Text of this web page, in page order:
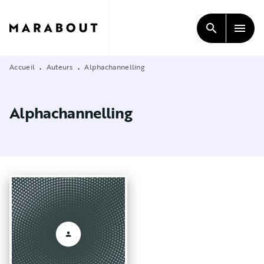
CONTENU
search menu
Accueil • Auteurs • Alphachannelling
Alphachannelling